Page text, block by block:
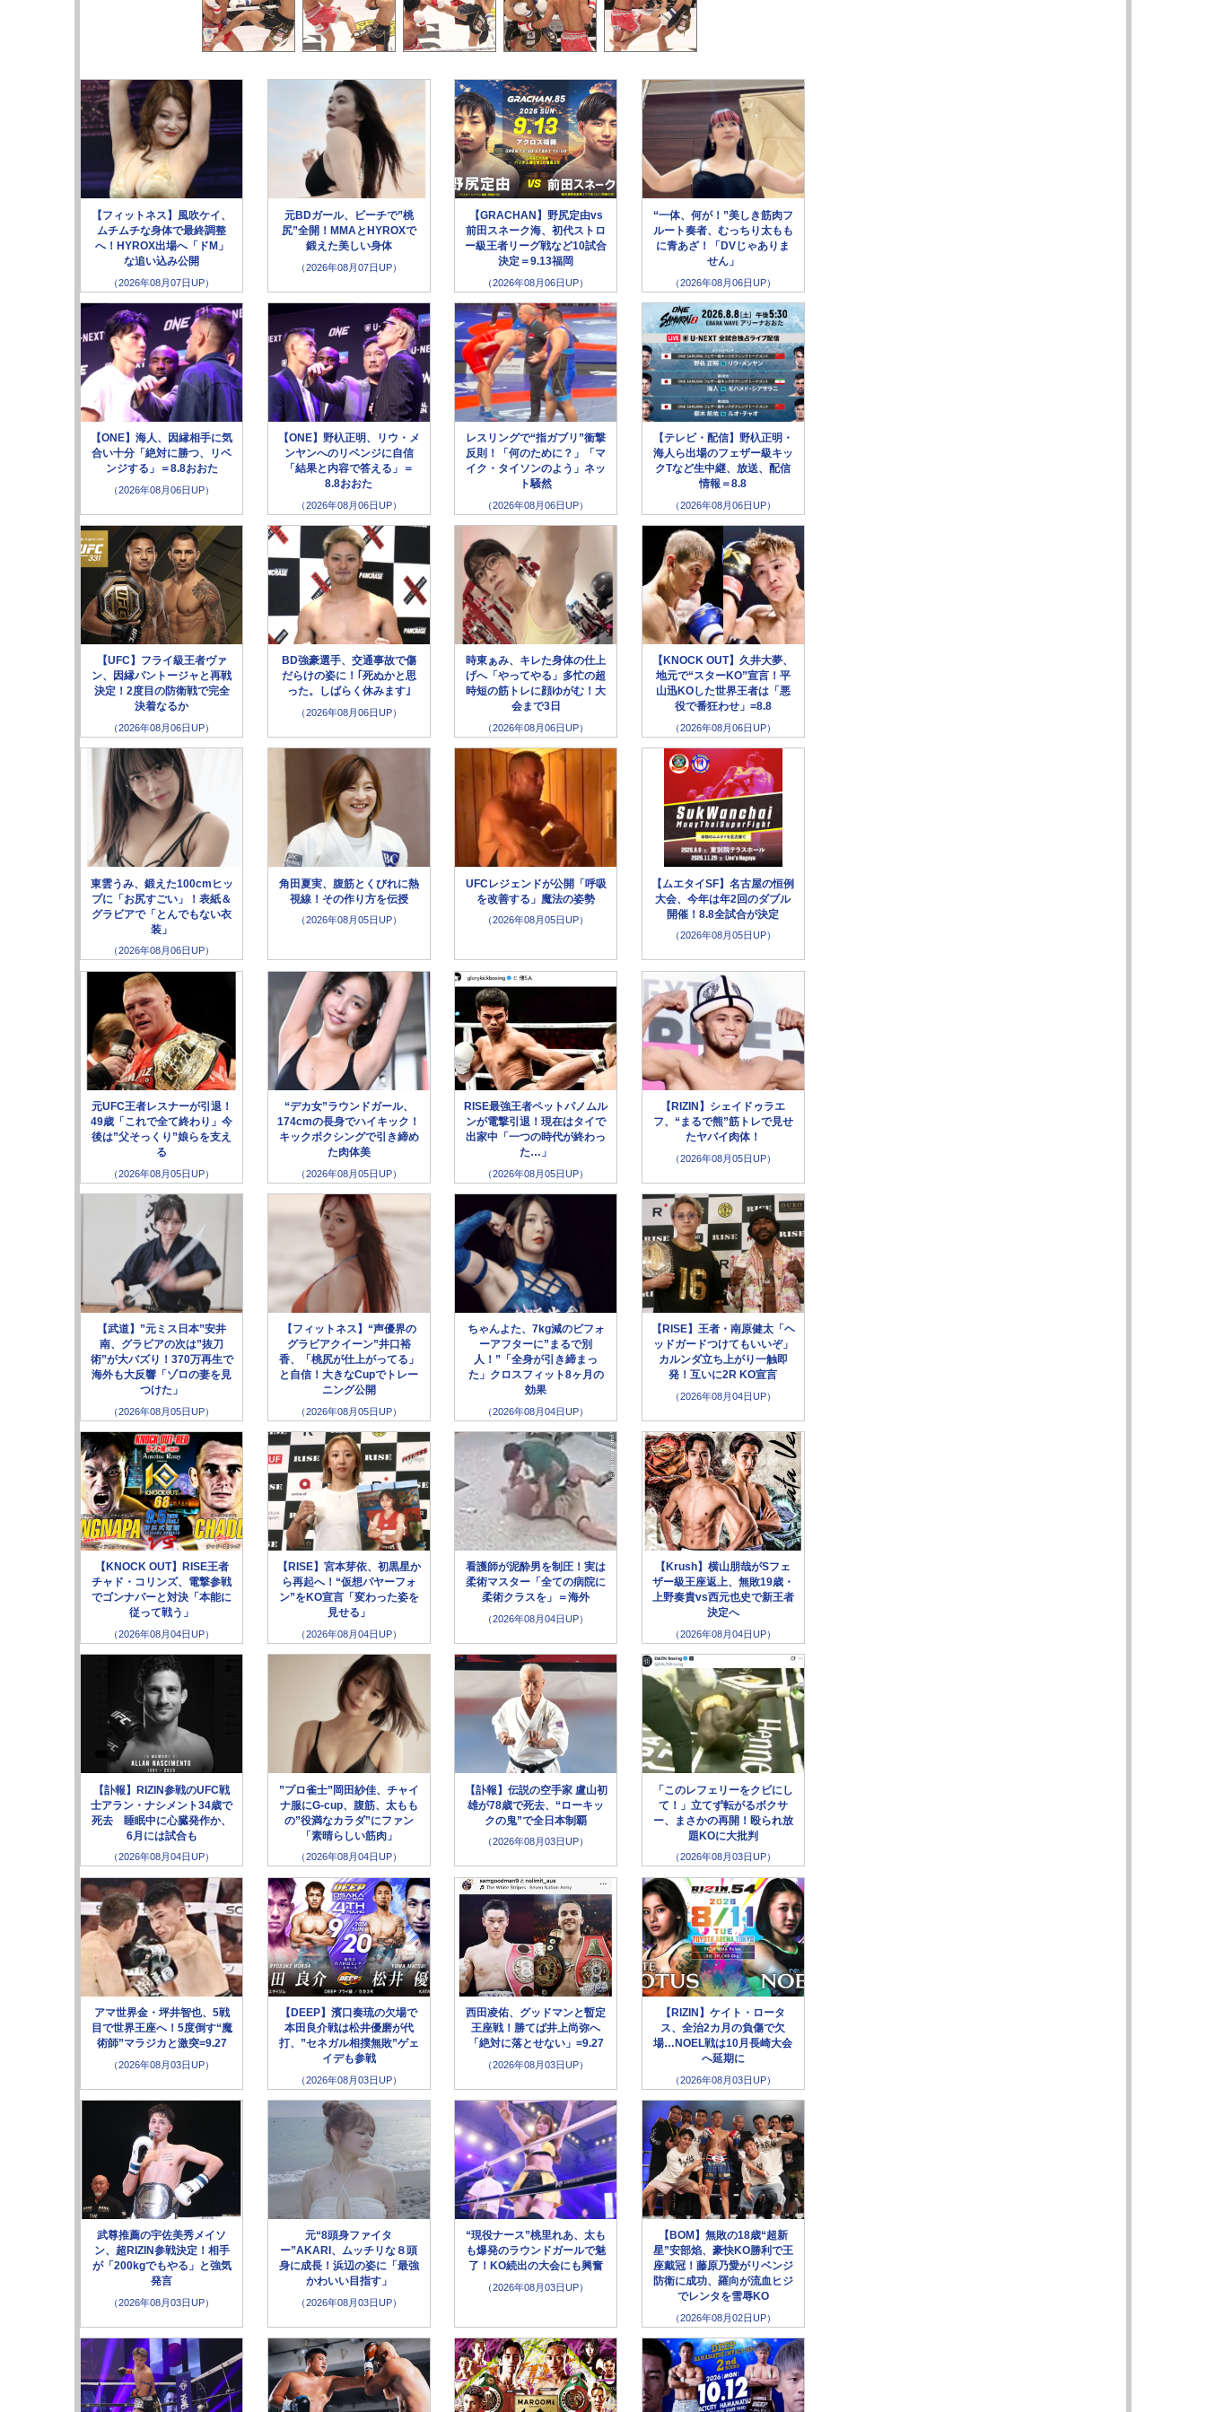
【フィットネス】風吹ケイ、
ムチムチな身体で最終調整
へ！HYROX出場へ「ドM」
な追い込み公開
（2026年08月07日UP）
元BDガール、ビーチで”桃
尻”全開！MMAとHYROXで
鍛えた美しい身体
（2026年08月07日UP）
【GRACHAN】野尻定由vs
前田スネーク海、初代ストロ
ー級王者リーグ戦など10試合
決定＝9.13福岡
（2026年08月06日UP）
“一体、何が！”美しき筋肉フ
ルート奏者、むっちり太もも
に青あざ！「DVじゃありま
せん」
（2026年08月06日UP）
【ONE】海人、因縁相手に気
合い十分「絶対に勝つ、リベ
ンジする」＝8.8おおた
（2026年08月06日UP）
【ONE】野杁正明、リウ・メ
ンヤンへのリベンジに自信
「結果と内容で答える」＝
8.8おおた
（2026年08月06日UP）
レスリングで“指ガブリ”衝撃
反則！「何のために？」「マ
イク・タイソンのよう」ネッ
ト騒然
（2026年08月06日UP）
【テレビ・配信】野杁正明・
海人ら出場のフェザー級キッ
クTなど生中継、放送、配信
情報＝8.8
（2026年08月06日UP）
【UFC】フライ級王者ヴァ
ン、因縁パントージャと再戦
決定！2度目の防衛戦で完全
決着なるか
（2026年08月06日UP）
BD強豪選手、交通事故で傷
だらけの姿に！｢死ぬかと思
った。しばらく休みます｣
（2026年08月06日UP）
時東ぁみ、キレた身体の仕上
げへ「やってやる」多忙の超
時短の筋トレに顔ゆがむ！大
会まで3日
（2026年08月06日UP）
【KNOCK OUT】久井大夢、
地元で“スターKO”宣言！平
山迅KOした世界王者は「悪
役で番狂わせ」=8.8
（2026年08月06日UP）
東雲うみ、鍛えた100cmヒッ
プに「お尻すごい」！表紙＆
グラビアで「とんでもない衣
装」
（2026年08月06日UP）
角田夏実、腹筋とくびれに熱
視線！その作り方を伝授
（2026年08月05日UP）
UFCレジェンドが公開「呼吸
を改善する」魔法の姿勢
（2026年08月05日UP）
【ムエタイSF】名古屋の恒例
大会、今年は年2回のダブル
開催！8.8全試合が決定
（2026年08月05日UP）
元UFC王者レスナーが引退！
49歳「これで全て終わり」今
後は”父そっくり”娘らを支え
る
（2026年08月05日UP）
“デカ女”ラウンドガール、
174cmの長身でハイキック！
キックボクシングで引き締め
た肉体美
（2026年08月05日UP）
RISE最強王者ペットパノムル
ンが電撃引退！現在はタイで
出家中「一つの時代が終わっ
た…」
（2026年08月05日UP）
【RIZIN】シェイドゥラエ
フ、“まるで熊”筋トレで見せ
たヤバイ肉体！
（2026年08月05日UP）
【武道】”元ミス日本”安井
南、グラビアの次は”抜刀
術”が大バズり！370万再生で
海外も大反響「ゾロの妻を見
つけた」
（2026年08月05日UP）
【フィットネス】“声優界の
グラビアクイーン”井口裕
香、「桃尻が仕上がってる」
と自信！大きなCupでトレー
ニング公開
（2026年08月05日UP）
ちゃんよた、7kg減のビフォ
ーアフターに”まるで別
人！”「全身が引き締まっ
た」クロスフィット8ヶ月の
効果
（2026年08月04日UP）
【RISE】王者・南原健太「ヘ
ッドガードつけてもいいぞ」
カルンダ立ち上がり一触即
発！互いに2R KO宣言
（2026年08月04日UP）
【KNOCK OUT】RISE王者
チャド・コリンズ、電撃参戦
でゴンナパーと対決「本能に
従って戦う」
（2026年08月04日UP）
【RISE】宮本芽依、初黒星か
ら再起へ！“仮想パヤーフォ
ン”をKO宣言「変わった姿を
見せる」
（2026年08月04日UP）
看護師が泥酔男を制圧！実は
柔術マスター「全ての病院に
柔術クラスを」＝海外
（2026年08月04日UP）
【Krush】横山朋哉がSフェ
ザー級王座返上、無敗19歳・
上野奏貴vs西元也史で新王者
決定へ
（2026年08月04日UP）
【訃報】RIZIN参戦のUFC戦
士アラン・ナシメント34歳で
死去 睡眠中に心臓発作か、
6月には試合も
（2026年08月04日UP）
”プロ雀士”岡田紗佳、チャイ
ナ服にG-cup、腹筋、太もも
の”役満なカラダ”にファン
「素晴らしい筋肉」
（2026年08月04日UP）
【訃報】伝説の空手家 盧山初
雄が78歳で死去、“ローキッ
クの鬼”で全日本制覇
（2026年08月03日UP）
「このレフェリーをクビにし
て！」立てず転がるボクサ
ー、まさかの再開！殴られ放
題KOに大批判
（2026年08月03日UP）
アマ世界金・坪井智也、5戦
目で世界王座へ！5度倒す“魔
術師”マラジカと激突=9.27
（2026年08月03日UP）
【DEEP】濱口奏琉の欠場で
本田良介戦は松井優磨が代
打、”セネガル相撲無敗”ゲェ
イデも参戦
（2026年08月03日UP）
西田凌佑、グッドマンと暫定
王座戦！勝てば井上尚弥へ
「絶対に落とせない」=9.27
（2026年08月03日UP）
【RIZIN】ケイト・ロータ
ス、全治2カ月の負傷で欠
場…NOEL戦は10月長崎大会
へ延期に
（2026年08月03日UP）
武尊推薦の宇佐美秀メイソ
ン、超RIZIN参戦決定！相手
が「200kgでもやる」と強気
発言
（2026年08月03日UP）
元“8頭身ファイタ
ー”AKARI、ムッチリな８頭
身に成長！浜辺の姿に「最強
かわいい目指す」
（2026年08月03日UP）
“現役ナース”桃里れあ、太も
も爆発のラウンドガールで魅
了！KO続出の大会にも興奮
（2026年08月03日UP）
【BOM】無敗の18歳“超新
星”安部焰、豪快KO勝利で王
座戴冠！藤原乃愛がリベンジ
防衛に成功、羅向が流血ヒジ
でレンタを雪辱KO
（2026年08月02日UP）